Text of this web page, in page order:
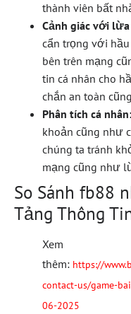
thành viên bất
Cảnh giác với
cẩn trọng với
bên trên mạng
tin cá nhân cho
chắn an toàn
Phân tích cá nhân:
khoản cũng như
chúng ta tránh
mạng cũng như
So Sánh fb88
Tảng Thông
Xem
thêm: https://
contact-us/game-
06-2025